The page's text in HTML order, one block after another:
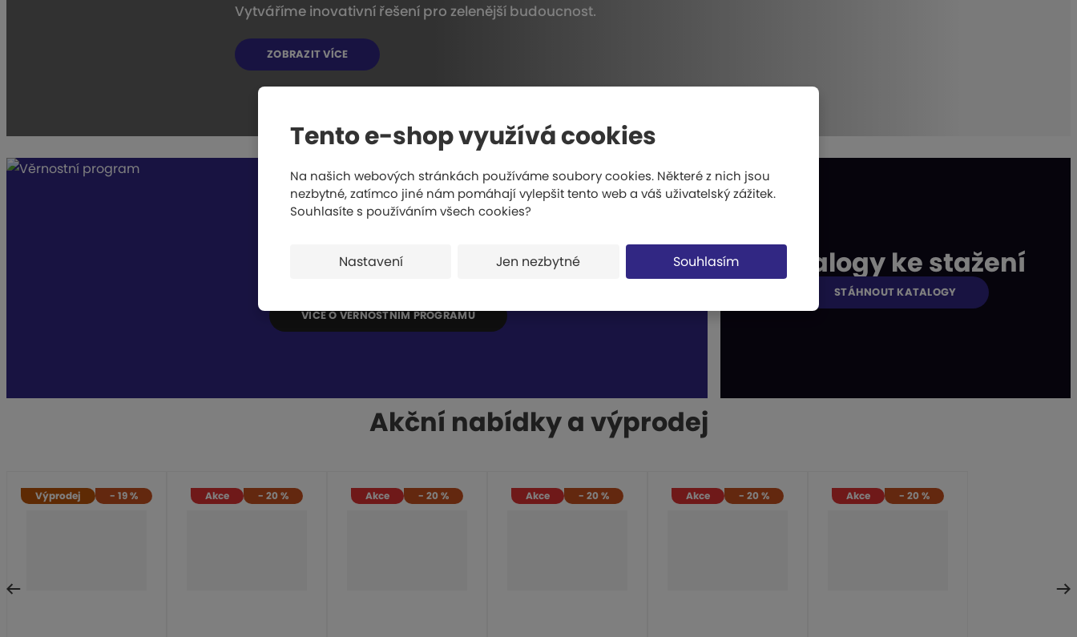
Tento e-shop využívá cookies
Na našich webových stránkách používáme soubory cookies. Některé z nich jsou
nezbytné, zatímco jiné nám pomáhají vylepšit tento web a váš uživatelský zážitek.
Souhlasíte s používáním všech cookies?
Nastavení Jen nezbytné Souhlasím
Vytváříme inovativní řešení pro zelenější budoucnost.
ZOBRAZIT VÍCE
Spousty benefitů na jednom místě
VÍCE O VĚRNOSTNÍM PROGRAMU
Katalogy ke stažení
STÁHNOUT KATALOGY
Akční nabídky a výprodej
- 19%
Výprodej - 20%
Akce - 20%
Akce - 20%
Akce - 20%
Akce - 20%
Akce